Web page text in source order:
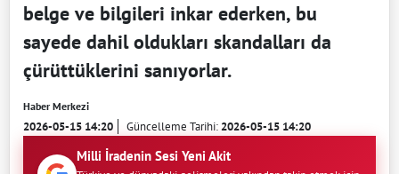
belge ve bilgileri inkar ederken, bu
sayede dahil oldukları skandalları da
çürüttüklerini sanıyorlar.
Haber Merkezi
2026-05-15 14:20 Güncelleme Tarihi:2026-05-15 14:20
Milli İradenin Sesi Yeni Akit